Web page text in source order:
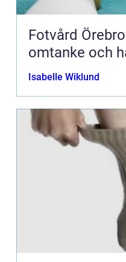
Fotvård Örebro kunskap,
omtanke och
Isabelle Wiklund